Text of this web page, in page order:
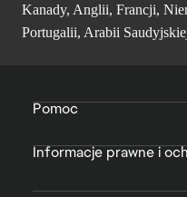
Kanady, Anglii, Francji,
Portugalii, Arabii
Pomoc
Informacje prawne i